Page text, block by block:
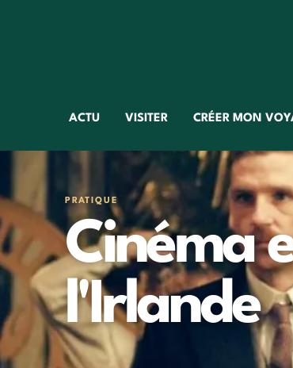
ACTU VISITER CRÉER MON
PRATIQUE
Cinéma
l'Irlande